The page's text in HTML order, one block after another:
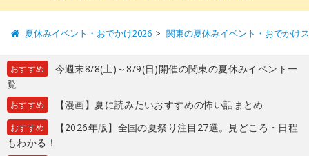
夏休みイベント・おでかけ2026 関東の夏休みイベント・おでかけ
おすすめ
今週末8/8(土)～8/9(日)開催の関東の夏休みイベント一
覧
おすすめ 【漫画】夏に読みたいおすすめの怖い話まとめ
おすすめ
【2026年版】全国の夏祭り注目27選。見どころ・日程
もわかる！